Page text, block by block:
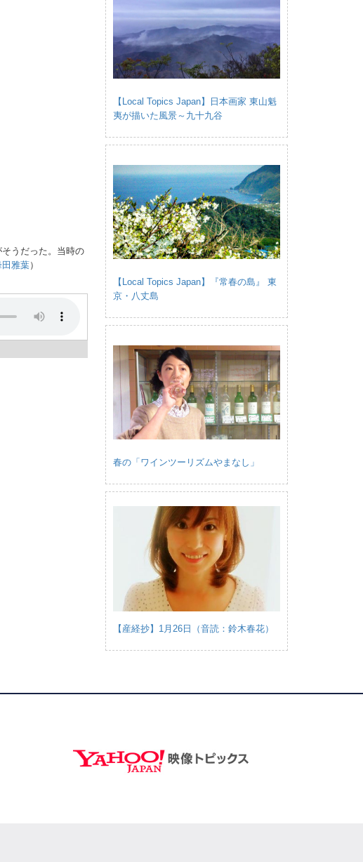
うだった。当時の
田雅葉）
【Local Topics Japan】日本画家 東山魁
夷が描いた風景～九十九谷
【Local Topics Japan】『常春の島』 東
京・八丈島
春の「ワインツーリズムやまなし」
【産経抄】1月26日（音読：鈴木春花）